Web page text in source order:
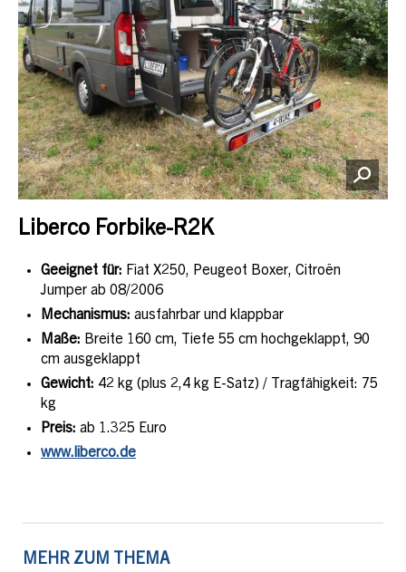
Liberco Forbike-R2K
Geeignet für: Fiat X250, Peugeot Boxer, Citroën
Jumper ab 08/2006
Mechanismus: ausfahrbar und klappbar
Maße: Breite 160 cm, Tiefe 55 cm hochgeklappt, 90
cm ausgeklappt
Gewicht: 42 kg (plus 2,4 kg E-Satz) / Tragfähigkeit: 75
kg
Preis: ab 1.325 Euro
www.liberco.de
MEHR ZUM THEMA